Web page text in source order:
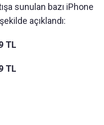
sunulan bazı iPhone
açıklandı:
TL
TL